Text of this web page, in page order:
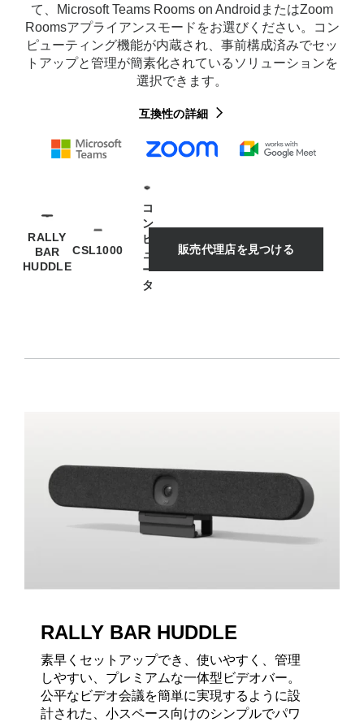
て、Microsoft Teams Rooms on AndroidまたはZoom
Roomsアプライアンスモードをお選びください。コン
ピューティング機能が内蔵され、事前構成済みでセッ
トアップと管理が簡素化されているソリューションを
選択できます。
互換性の詳細
RALLY
BAR
HUDDLE
CSL1000
コ
ン
ピ
ュ
ー
タ
販売代理店を見つける
RALLY BAR HUDDLE
素早くセットアップでき、使いやすく、管理
しやすい、プレミアムな一体型ビデオバー。
公平なビデオ会議を簡単に実現するように設
計された、小スペース向けのシンプルでパワ